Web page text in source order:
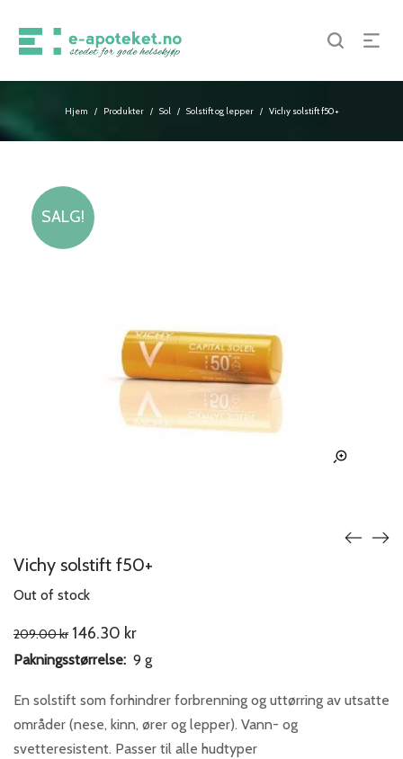
Hjem / Produkter / Sol / Solstift og lepper / Vichy solstift f50+
SALG!
Vichy solstift f50+
Out of stock
209.00kr Original
was:
146.30 krCurrent
is:
Pakningsstørrelse: 9 g
En solstift som forhindrer forbrenning og uttørring av utsatte
områder (nese, kinn, ører og lepper). Vann- og
svetteresistent. Passer til alle hudtyper